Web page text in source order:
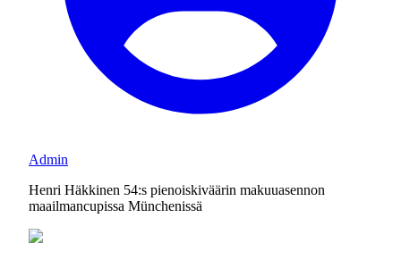
Admin
Henri Häkkinen 54:s pienoiskiväärin makuuasennon
maailmancupissa Münchenissä